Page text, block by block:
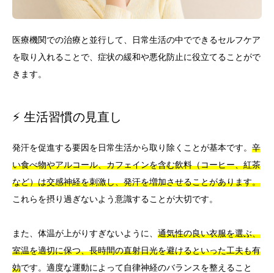
医療機関での治療と並行して、日常生活の中でできるセルフケア
を取り入れることで、症状の緩和や悪化防止に役立てることがで
きます。
⚡ 生活習慣の見直し
発汗を促進する要因を日常生活から取り除くことが基本です。 辛
い食べ物やアルコール、カフェインを含む飲料（コーヒー、紅茶
など）は交感神経を刺激し、発汗を増加させることがあります。
これらを摂り過ぎないよう意識することが大切です。
また、体温が上がりすぎないように、 通気性の良い衣服を選ぶ、
室温を適切に保つ、長時間の直射日光を避けるといった工夫も有
効です。適度な運動によって自律神経のバランスを整えること